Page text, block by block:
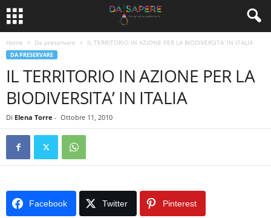
Home Da preservare IL TERRITORIO IN AZIONE PER LA BIODIVERSITA’ IN ITALIA
DA PRESERVARE
IL TERRITORIO IN AZIONE PER LA
BIODIVERSITA’ IN ITALIA
Di Elena Torre - Ottobre 11, 2010
Facebook Twitter Pinterest